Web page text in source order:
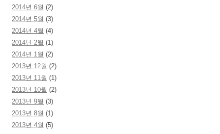
2014년 6월 (2)
2014년 5월 (3)
2014년 4월 (4)
2014년 2월 (1)
2014년 1월 (2)
2013년 12월 (2)
2013년 11월 (1)
2013년 10월 (2)
2013년 9월 (3)
2013년 8월 (1)
2013년 4월 (5)